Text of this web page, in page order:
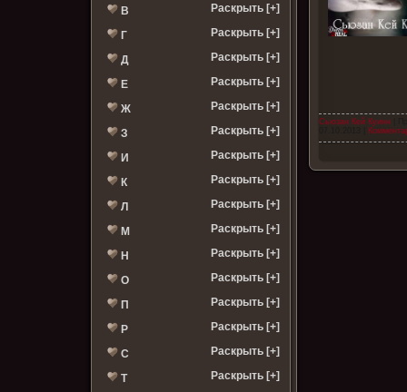
В Раскрыть [+]
Г Раскрыть [+]
Д Раскрыть [+]
Е Раскрыть [+]
Ж Раскрыть [+]
З Раскрыть [+]
И Раскрыть [+]
К Раскрыть [+]
Л Раскрыть [+]
М Раскрыть [+]
Н Раскрыть [+]
О Раскрыть [+]
П Раскрыть [+]
Р Раскрыть [+]
С Раскрыть [+]
Т Раскрыть [+]
Сьюзан Кей Куинн